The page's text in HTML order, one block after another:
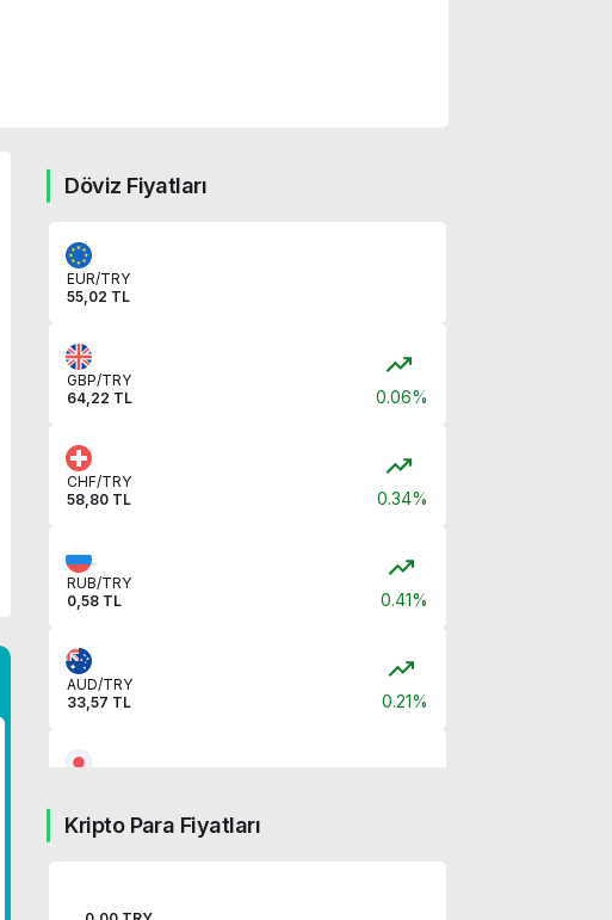
Döviz Fiyatları
EUR/TRY
55,02 TL
GBP/TRY
64,22 TL
0.06%
CHF/TRY
58,80 TL
0.34%
RUB/TRY
0,58 TL
0.41%
AUD/TRY
33,57 TL
0.21%
Kripto Para Fiyatları